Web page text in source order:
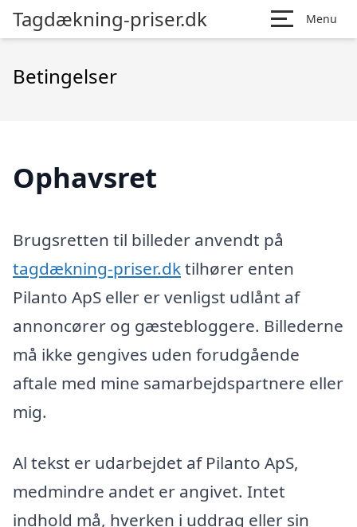
Tagdækning-priser.dk Menu
Betingelser
Ophavsret
Brugsretten til billeder anvendt på
tagdækning-priser.dktilhører enten
Pilanto ApS eller er venligst udlånt af
annoncører og gæstebloggere. Billederne
må ikke gengives uden forudgående
aftale med mine samarbejdspartnere eller
mig.
Al tekst er udarbejdet af Pilanto ApS,
medmindre andet er angivet. Intet
indhold må, hverken i uddrag eller sin